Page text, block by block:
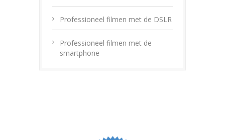
Professioneel filmen met de DSLR
Professioneel filmen met de
smartphone